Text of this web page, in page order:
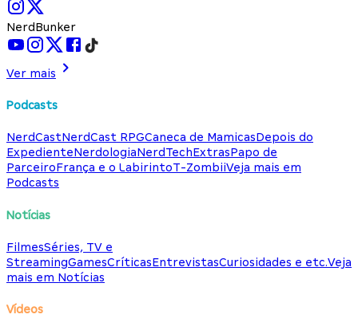
NerdBunker
Ver mais
Podcasts
NerdCastNerdCast RPGCaneca de MamicasDepois do
ExpedienteNerdologiaNerdTechExtrasPapo de
ParceiroFrança e o LabirintoT-ZombiiVeja mais em
Podcasts
Notícias
FilmesSéries, TV e
StreamingGamesCríticasEntrevistasCuriosidades e etc.Veja
mais em Notícias
Vídeos